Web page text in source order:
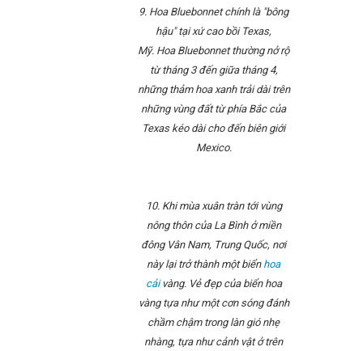
9. Hoa Bluebonnet chính là "bông
hậu" tại xứ cao bồi Texas,
Mỹ. Hoa Bluebonnet thường nở rộ
từ tháng 3 đến giữa tháng 4,
những thảm hoa xanh trải dài trên
những vùng đất từ phía Bắc của
Texas kéo dài cho đến biên giới
Mexico.
10. Khi mùa xuân tràn tới vùng
nông thôn của La Bình ở miền
đông Vân Nam, Trung Quốc, nơi
này lại trở thành một biển hoa
cảivàng. Vẻ đẹp của biển hoa
vàng tựa như một cơn sóng đánh
chầm chậm trong làn gió nhẹ
nhàng, tựa như cảnh vật ở trên